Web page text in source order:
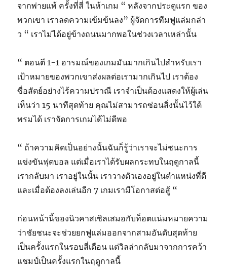
จากพ่ายแพ้ ครั้งที่สี่ ในห้าเกม “ หลังจากประตูแรก ของ
พวกเขา เราลดความเข้มข้นลง” ผู้จัดการทีมฟูแล่มกล่า
ว “ เราไม่ได้อยู่ข้างถนนมากพอในช่วงเวลาเหล่านั้น
“ ตอนตี 1-1 อารมณ์ของเกมมันมากเกินไปสำหรับเรา
เป้าหมายของพวกเขาส่งผลต่อเรามากเกินไป เราต้อง
ซื่อสัตย์อย่างไร้ความปราณี เราจำเป็นต้องแสดงให้ผู้เล่น
เห็นว่า 15 นาทีสุดท้าย คุณไม่สามารถซ่อนสิ่งนั้นไว้ใต้
พรมได้ เราจัดการเกมได้ไม่ดีพอ
“ ถ้าความคิดเป็นอย่างนั้นฉันก็รู้ว่าเราจะไม่ชนะการ
แข่งขันฟุตบอล แต่เมื่อเราได้รับผลกระทบในฤดูกาลนี้
เรากลับมา เราอยู่ในนั้น เราวางตัวเองอยู่ในตำแหน่งที่ดี
และเมื่อต้องลงเล่นอีก 7 เกมเรามีโอกาสต่อสู้ “
ก่อนหน้านี้ของนิวคาสเซิลเสมอกับท็อตแน่มหมายความ
ว่าชัยชนะจะช่วยยกฟูแล่มออกจากสามอันดับสุดท้าย
เป็นครั้งแรกในรอบสี่เดือน แต่วิลล่ากลับมาจากการคว้า
แชมป์เป็นครั้งแรกในฤดูกาลนี้